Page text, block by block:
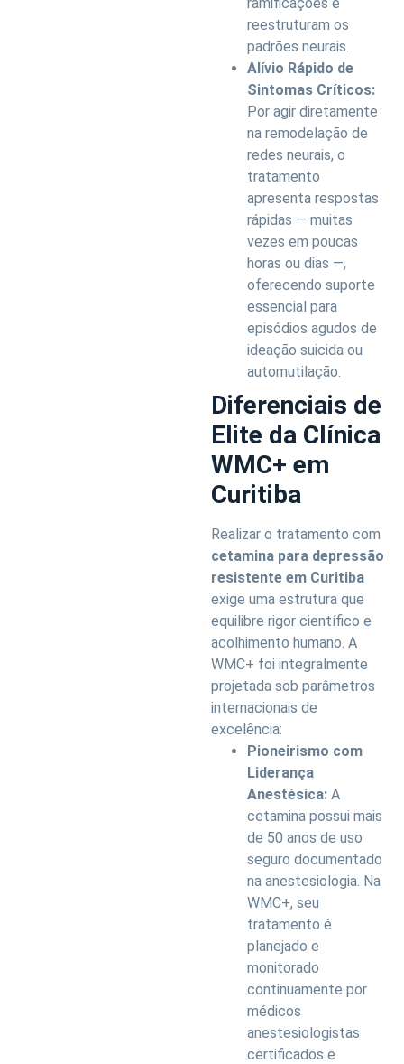
reestruturam os
padrões neurais.
Alívio Rápido de
Sintomas Críticos:
Por agir diretamente
na remodelação de
redes neurais, o
tratamento
apresenta respostas
rápidas — muitas
vezes em poucas
horas ou dias —,
oferecendo suporte
essencial para
episódios agudos de
ideação suicida ou
automutilação.
Diferenciais de
Elite da Clínica
WMC+ em
Curitiba
Realizar o tratamento com
cetamina para depressão
resistente em Curitiba
exige uma estrutura que
equilibre rigor científico e
acolhimento humano. A
WMC+ foi integralmente
projetada sob parâmetros
internacionais de
excelência:
Pioneirismo com
Liderança
Anestésica: A
cetamina possui mais
de 50 anos de uso
seguro documentado
na anestesiologia. Na
WMC+, seu
tratamento é
planejado e
monitorado
continuamente por
médicos
anestesiologistas
certificados e